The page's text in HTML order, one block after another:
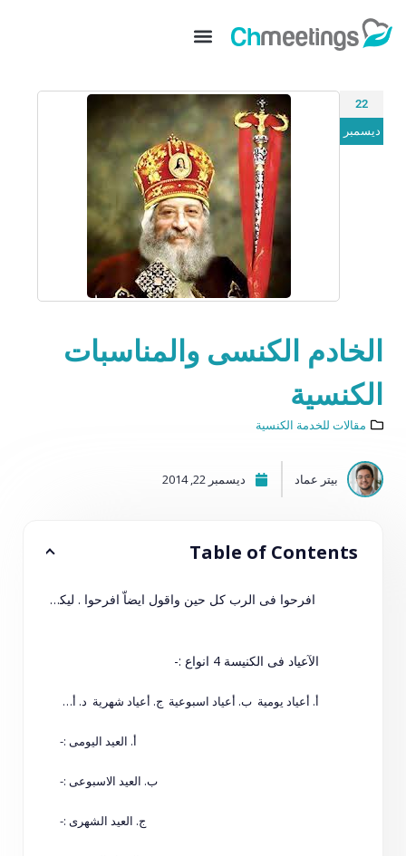
22
ديسمبر
الخادم الكنسى والمناسبات
الكنسية
مقالات للخدمة الكنسية
بيتر عماد ديسمبر 22, 2014
Table of Contents
افرحوا فى الرب كل حين واقول ايضاّ افرحوا . ليكن حلمكم معروفا عند جميع الناس . الرب قريب . لا تهتموا بشئ بل فى كل شئ بالصلوة والدعاء مع الشكر لتعلم طلباتكم لدى الله . وسلام الله الذى يفوق كل عقل يحفظ قلوبكم وافكاركم فى المسيح يسوع ".
الآعياد فى الكنيسة 4 انواع :-
أ. أعياد يومية ب. أعياد اسبوعية ج. أعياد شهرية د. أعيادالسنوية سيدية
أ. العيد اليومى :-
ب. العيد الاسبوعى :-
ج. العيد الشهرى :-